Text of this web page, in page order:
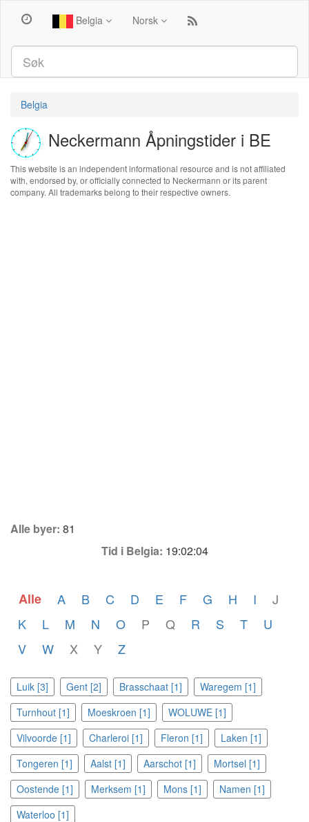
Belgia Norsk
Belgia
Neckermann Åpningstider i BE
This website is an independent informational resource and is not affiliated
with, endorsed by, or officially connected to Neckermann or its parent
company. All trademarks belong to their respective owners.
Alle byer: 81
Tid i Belgia: 19:02:04
Alle A B C D E F G H I
J
K
L M N O P Q R S T
U
V
W X Y Z
Luik [3] Gent [2] Brasschaat [1]
Waregem [1]
Turnhout [1]
Moeskroen [1]
WOLUWE [1]
Vilvoorde [1]
Charleroi [1] Fleron [1]
Laken [1]
Tongeren [1]
Aalst [1] Aarschot [1]
Mortsel [1]
Oostende [1]
Merksem [1] Mons [1]
Namen [1]
Waterloo [1]